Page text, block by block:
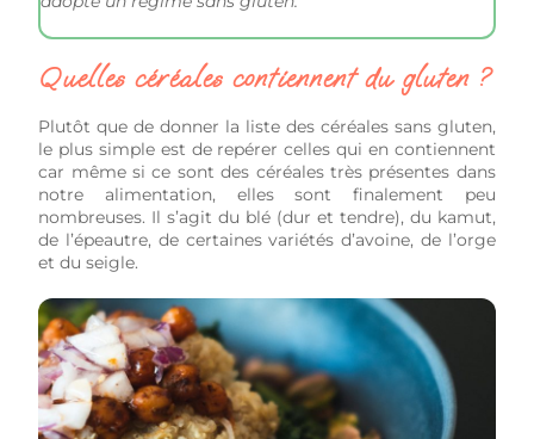
Quelles céréales contiennent du gluten ?
Plutôt que de donner la liste des céréales sans gluten,
le plus simple est de repérer celles qui en contiennent
car même si ce sont des céréales très présentes dans
notre alimentation, elles sont finalement peu
nombreuses. Il s’agit du blé (dur et tendre), du kamut,
de l’épeautre, de certaines variétés d’avoine, de l’orge
et du seigle.